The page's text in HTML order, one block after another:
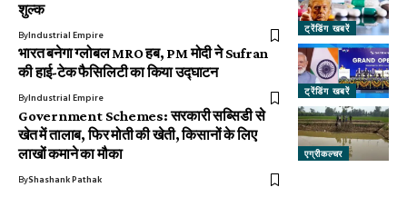
ट्रेंडिंग खबरें
शुल्क
ByIndustrial Empire
ट्रेंडिंग खबरें
भारत बनेगा ग्लोबल MRO हब, PM मोदी ने Sufran
की हाई-टेक फैसिलिटी का किया उद्घाटन
ByIndustrial Empire
एग्रीकल्चर
Government Schemes: सरकारी सब्सिडी से
खेत में तालाब, फिर मोती की खेती, किसानों के लिए
लाखों कमाने का मौका
ByShashank Pathak